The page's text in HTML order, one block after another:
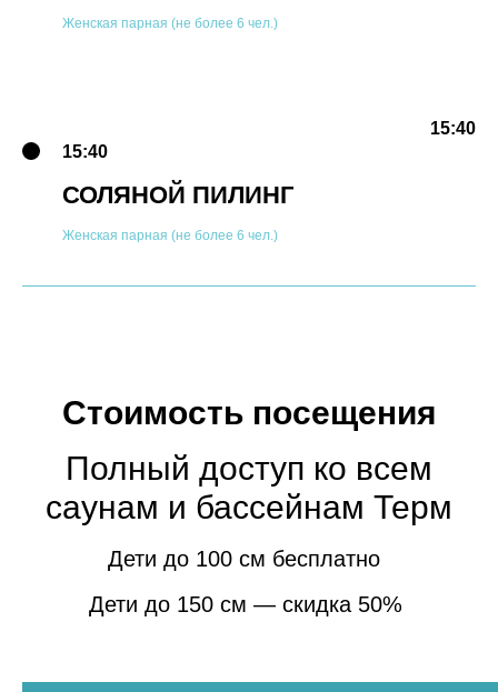
Женская парная (не более 6 чел.)
15:40
15:40
СОЛЯНОЙ ПИЛИНГ
Женская парная (не более 6 чел.)
Стоимость посещения
Полный доступ ко всем
саунам и бассейнам Терм
Дети до 100 см бесплатно
Дети до 150 см — скидка 50%